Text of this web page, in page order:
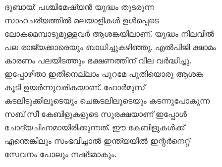
ദുബായ്: പശ്ചിമേഷ്യൻ യുദ്ധം തുടരുന്ന
സാഹചര്യത്തിൽ മലയാളികൾ ഉൾപ്പെടെ
ലോകമെമ്പാടുമുള്ളവർ ആശങ്കയിലാണ്. യുദ്ധം നിലവിൽ
പല രാജ്യക്കാരെയും ബാധിച്ചുകഴിഞ്ഞു. എൽപിജി ക്ഷാമം
കാരണം പലയിടത്തും ഭക്ഷണത്തിന് വില വർദ്ധിച്ചു.
ഇപ്പോഴിതാ ഇതിനെല്ലാം പുറമേ പുതിയൊരു ആശങ്ക
കൂടി ഉയർന്നുവരികയാണ്. ഹോർമുസ്
കടലിടുക്കിലൂടെയും ചെങ്കടലിലൂടെയും കടന്നുപോകുന്ന
സബ് സീ കേബിളുകളുടെ സുരക്ഷയാണ് ഇപ്പോൾ
ചോദ്യചിഹ്നമായിരിക്കുന്നത്. ഈ കേബിളുകൾക്ക്
എന്തെങ്കിലും സംഭവിച്ചാൽ ഇന്ത്യയിൽ ഇന്റർനെറ്റ്
സേവനം പോലും നഷ്‌ടമാകും.